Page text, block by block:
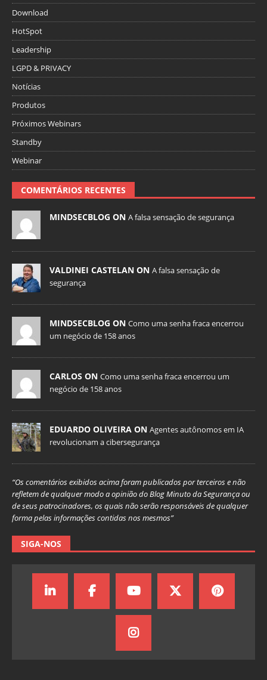
Download
HotSpot
Leadership
LGPD & PRIVACY
Notícias
Produtos
Próximos Webinars
Standby
Webinar
COMENTÁRIOS RECENTES
MINDSECBLOG ON A falsa sensação de segurança
VALDINEI CASTELAN ON A falsa sensação de
segurança
MINDSECBLOG ON Como uma senha fraca encerrou
um negócio de 158 anos
CARLOS ON Como uma senha fraca encerrou um
negócio de 158 anos
EDUARDO OLIVEIRA ON Agentes autônomos em IA
revolucionam a cibersegurança
“Os comentários exibidos acima foram publicados por terceiros e não
refletem de qualquer modo a opinião do Blog Minuto da Segurança ou
de seus patrocinadores, os quais não serão responsáveis de qualquer
forma pelas informações contidas nos mesmos”
SIGA-NOS